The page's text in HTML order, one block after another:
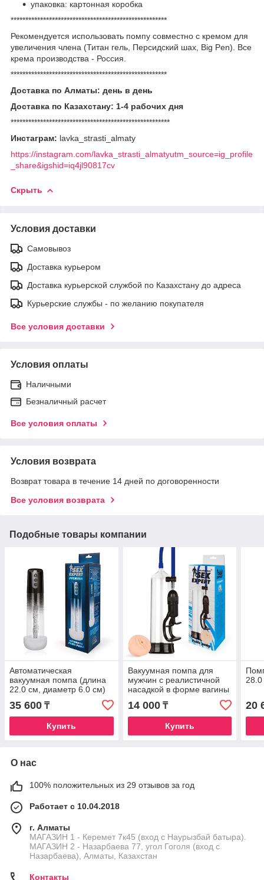
упаковка: картонная коробка
*****************************************************
Рекомендуется использовать помпу совместно с кремом для
увеличения члена (Титан гель, Персидский шах, Big Pen). Все
крема производства - Россия.
*****************************************************
Доставка по Алматы: день в день
Доставка по Казахстану: 1-4 рабочих дня
******************************************************
Инстаграм: lavka_strasti_almaty
https://instagram.com/lavka_strasti_almatyutm_source=ig_profile
_share&igshid=iq4jl90817cv
Скрыть
Условия доставки
Самовывоз
Доставка курьером
Доставка курьерской службой по Казахстану до адреса
Курьерские службы - по желанию покупателя
Все условия доставки
Условия оплаты
Наличными
Безналичный расчет
Все условия оплаты
Условия возврата
Возврат товара в течение 14 дней по договоренности
Все условия возврата
Подобные товары компании
Автоматическая
вакуумная помпа (длина
22.0 см, диаметр 6.0 см)
35 600 ₸
Купить
Вакуумная помпа для
мужчин с реалистичной
насадкой в форме вагины
(длина - 20.0 см, диаметр
- 5.5 см)
14 000₸
Купить
20
О нас
100% положительных из 29 отзывов за год
Работает с 10.04.2018
г. Алматы
МАГАЗИН 1 - Керемет 7к45 (вход с Наурызбай батыра).
МАГАЗИН 2 - Назарбаева 77, угол Гоголя (вход с
Назарбаева), Алматы, Казахстан
Контакты